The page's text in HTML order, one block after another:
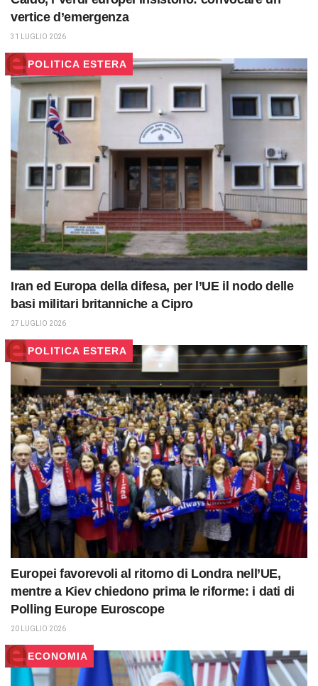
vertice d’emergenza
31 LUGLIO 2026
POLITICA ESTERA
Iran ed Europa della difesa, per l’UE il nodo delle
basi militari britanniche a Cipro
27 LUGLIO 2026
POLITICA ESTERA
Europei favorevoli al ritorno di Londra nell’UE,
mentre a Kiev chiedono prima le riforme: i dati di
Polling Europe Euroscope
20 LUGLIO 2026
ECONOMIA